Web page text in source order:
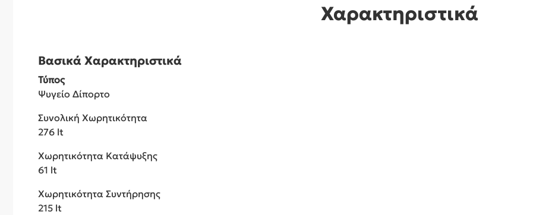
Χαρακτηριστικά
Βασικά Χαρακτηριστικά
Τύπος
Ψυγείο Δίπορτο
Συνολική Χωρητικότητα
276 lt
Χωρητικότητα Κατάψυξης
61 lt
Χωρητικότητα Συντήρησης
215 lt